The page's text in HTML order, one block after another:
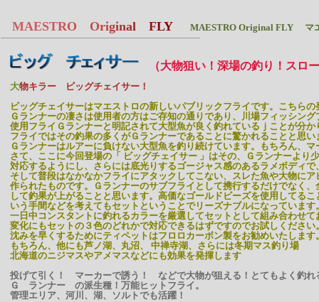
MAESTRO Original FLY MAESTRO Original FLY
（大物狙い！深場の釣り！スロ
大物キラー ビッグチェイサー！
ビッグチェイサーはマエストロの新しいパブリックフライです。こちら
Ｇランナーの凄さは使用者の方はご存知の通りであり、川場フィッシング
使用フライＧランナーと明記されて大型魚が良く釣れているｊことが分か
フライではその釣果の多くがＧランナーであることに驚かれることと思い
Ｇランナーはルアーに負けない大型魚を釣り続けています。もちろん、
さて、ここに今回登場の「 ビッグチェイサー 」はその、Ｇランナーより
対応するようにし、さらには底光りするゴージャス感のあるラメボディ
そして普段はなかなかフライにアタックしてこない、スレた魚や大物にア
作られたものです。Ｇランナーのサブフライとして携行するだけでなく
して釣果が上がることと思います。高価なゴールドビーズを使用してる
いう手間などを考えてもセットということでリーズナブルになっていま
一日中コンスタントに釣れるカラーを厳選してセットとして組み合わせ
変化にもセットの３色のどれかで対応できるはずですのでお試しください
沈みを早くするためにティペットはフロロカーボン製をお勧めいたします
もちろん、他にも芦ノ湖、丸沼、 中禅寺湖、さらには冬期マス釣り場
北海道のニジマスやアメマスなどにも効果を発揮します
投げて引く！ マーカーで誘う！ などで大物が狙える！とてもよく釣
Ｇ ランナー の派生種！万能ヒットフライ。
管理エリア、河川、湖、ソルトでも活躍！